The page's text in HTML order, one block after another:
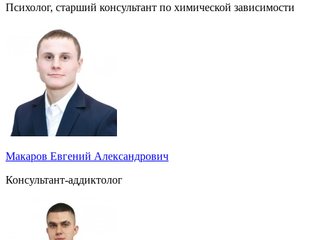
Психолог, старший консультант по химической зависимости
Макаров Евгений Александрович
Консультант-аддиктолог